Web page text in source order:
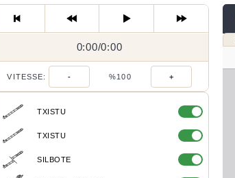
0:00/
0:00/0:00
VITESSE: - %100 +
TXISTU
TXISTU
SILBOTE